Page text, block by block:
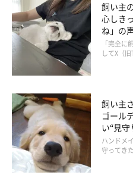
とにかく私の周りを一緒に走っ
います。
飼い主
心しき
ね」の
「完全に
してX（
飼い主
ゴール
い“見
ハンドメ
守ってき